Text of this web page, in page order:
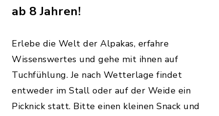
ab 8 Jahren!
Erlebe die Welt der Alpakas, erfahre
Wissenswertes und gehe mit ihnen auf
Tuchfühlung. Je nach Wetterlage findet
entweder im Stall oder auf der Weide ein
Picknick statt. Bitte einen kleinen Snack und